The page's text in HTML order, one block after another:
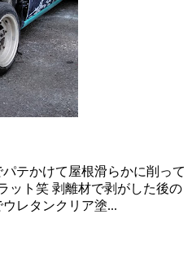
テかけて屋根滑らかに削って
ット笑 剥離材で剥がした後の
レタンクリア塗...